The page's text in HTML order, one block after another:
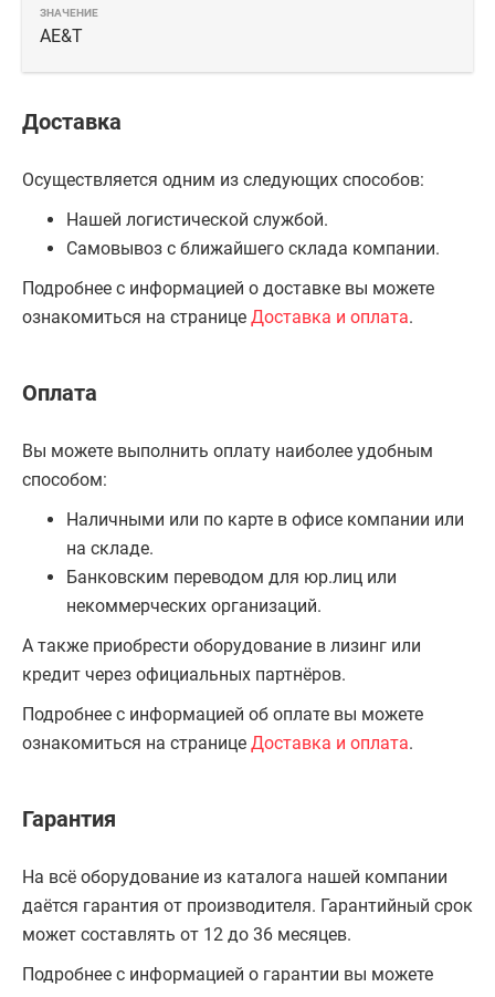
AE&T
Доставка
Осуществляется одним из следующих способов:
Нашей логистической службой.
Самовывоз с ближайшего склада компании.
Подробнее с информацией о доставке вы можете
ознакомиться на странице Доставка и оплата.
Оплата
Вы можете выполнить оплату наиболее удобным
способом:
Наличными или по карте в офисе компании или
на складе.
Банковским переводом для юр.лиц или
некоммерческих организаций.
А также приобрести оборудование в лизинг или
кредит через официальных партнёров.
Подробнее с информацией об оплате вы можете
ознакомиться на странице Доставка и оплата.
Гарантия
На всё оборудование из каталога нашей компании
даётся гарантия от производителя. Гарантийный срок
может составлять от 12 до 36 месяцев.
Подробнее с информацией о гарантии вы можете